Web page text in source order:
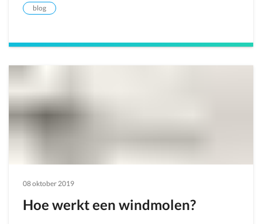
blog
08 oktober 2019
Hoe werkt een windmolen?